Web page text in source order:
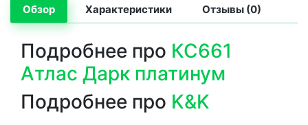
Обзор Характеристики Отзывы (0)
Подробнее про КС661
Атлас Дарк платинум
Подробнее про K&K